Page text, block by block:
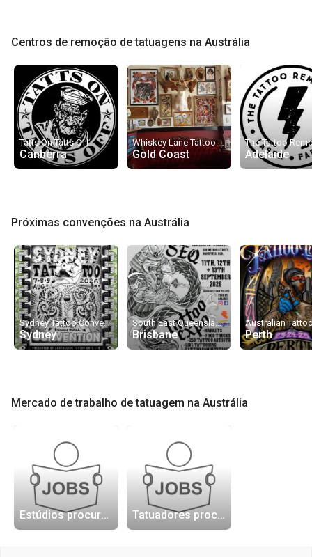
Centros de remoção de tatuagens na Austrália
Tatts On Tatts Off
Canberra
Whiskey Lane Tattoo Co.
Gold Coast Adelaide
Próximas convenções na Austrália
Sydney Tattoo Convention 2026
Sydney
South East Queensland Tattoo & Arts Exhibition 2026
Brisbane Perth
Mercado de trabalho de tatuagem na Austrália
Estúdios procurando tatuadores Tatuadores procurando trabalho